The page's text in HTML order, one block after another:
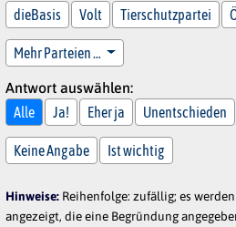
dieBasis Volt Tierschutzpartei
Mehr Parteien …
Antwort auswählen:
Alle
Ja! Eher ja Unentschieden
Keine Angabe Ist wichtig
Hinweise: Reihenfolge: zufällig; es
angezeigt, die eine Begründung